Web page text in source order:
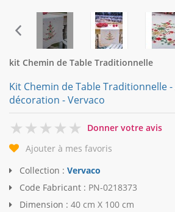
kit Chemin de Table Traditionnelle
Kit Chemin de Table Traditionnelle
décoration - Vervaco
0
Donner votre avis
Ajouter à mes favoris
Collection : Vervaco
Code Fabricant : PN-0218373
Dimension : 40 cm X 100 cm